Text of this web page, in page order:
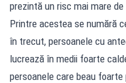
prezintă un risc mai mare
Printre acestea se numără
în trecut, persoanele cu
lucrează în medii foarte
persoanele care beau foarte